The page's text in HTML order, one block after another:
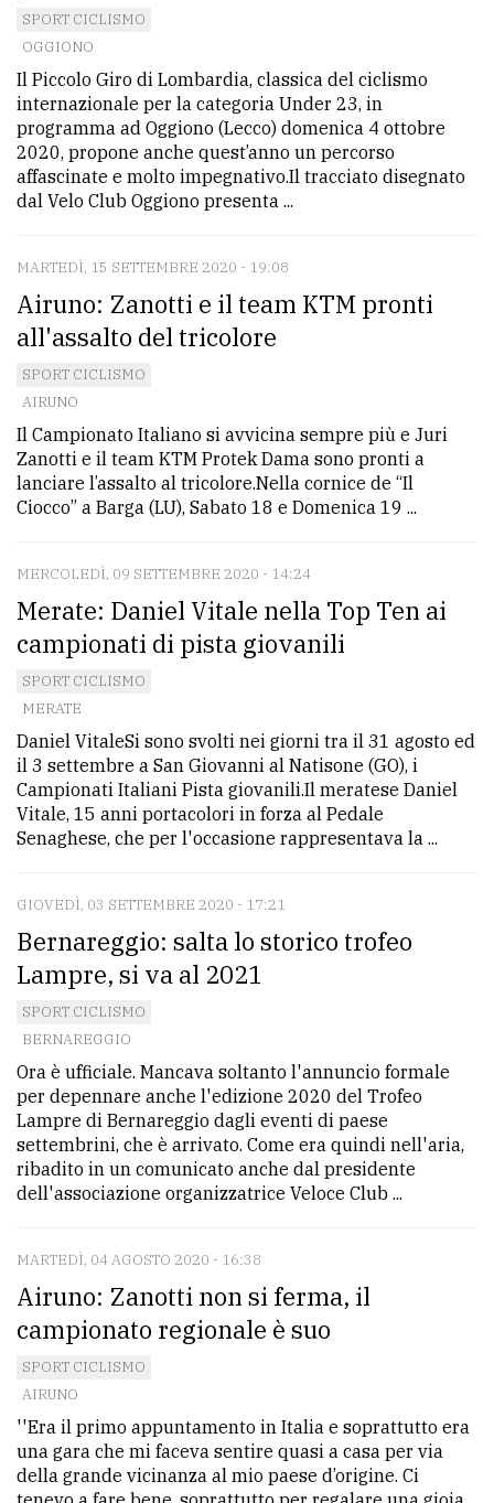
SPORT CICLISMO
OGGIONO
Il Piccolo Giro di Lombardia, classica del ciclismo
internazionale per la categoria Under 23, in
programma ad Oggiono (Lecco) domenica 4 ottobre
2020, propone anche quest’anno un percorso
affascinate e molto impegnativo.Il tracciato disegnato
dal Velo Club Oggiono presenta ...
MARTEDÌ, 15 SETTEMBRE 2020 - 19:08
Airuno: Zanotti e il team KTM pronti
all'assalto del tricolore
SPORT CICLISMO
AIRUNO
Il Campionato Italiano si avvicina sempre più e Juri
Zanotti e il team KTM Protek Dama sono pronti a
lanciare l’assalto al tricolore.Nella cornice de “Il
Ciocco” a Barga (LU), Sabato 18 e Domenica 19 ...
MERCOLEDÌ, 09 SETTEMBRE 2020 - 14:24
Merate: Daniel Vitale nella Top Ten ai
campionati di pista giovanili
SPORT CICLISMO
MERATE
Daniel VitaleSi sono svolti nei giorni tra il 31 agosto ed
il 3 settembre a San Giovanni al Natisone (GO), i
Campionati Italiani Pista giovanili.Il meratese Daniel
Vitale, 15 anni portacolori in forza al Pedale
Senaghese, che per l'occasione rappresentava la ...
GIOVEDÌ, 03 SETTEMBRE 2020 - 17:21
Bernareggio: salta lo storico trofeo
Lampre, si va al 2021
SPORT CICLISMO
BERNAREGGIO
Ora è ufficiale. Mancava soltanto l'annuncio formale
per depennare anche l'edizione 2020 del Trofeo
Lampre di Bernareggio dagli eventi di paese
settembrini, che è arrivato. Come era quindi nell'aria,
ribadito in un comunicato anche dal presidente
dell'associazione organizzatrice Veloce Club ...
MARTEDÌ, 04 AGOSTO 2020 - 16:38
Airuno: Zanotti non si ferma, il
campionato regionale è suo
SPORT CICLISMO
AIRUNO
''Era il primo appuntamento in Italia e soprattutto era
una gara che mi faceva sentire quasi a casa per via
della grande vicinanza al mio paese d’origine. Ci